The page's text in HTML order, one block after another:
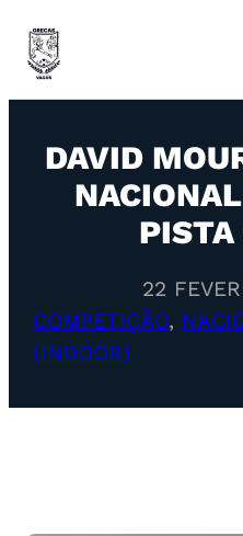
DAVID
PISTA
22
COMPETIÇÃO,
(INDOOR)